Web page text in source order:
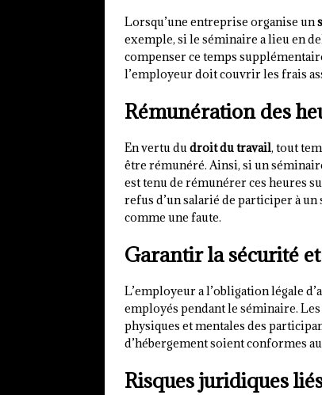
Lorsqu’une entreprise organise un
exemple, si le séminaire a lieu en
compenser ce temps
l’employeur doit couvrir les frais
Rémunération des
En vertu dudroit du travail, tout
être rémunéré. Ainsi, si un
est tenu de rémunérer ces heures
refus d’un salarié de participer à
comme une faute.
Garantir la sécurité
L’employeur a l’obligation légale
employés pendant le séminaire.
physiques et mentales des
d’hébergement soient conformes
Risques juridiques